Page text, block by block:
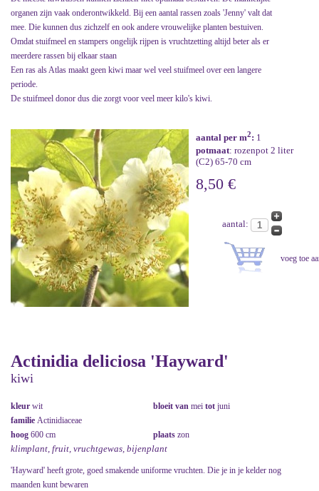
organen zijn vaak onderontwikkeld. Bij een aantal rassen zoals 'Jenny' valt dat
mee. Die kunnen dus zichzelf en ook andere vrouwelijke planten bestuiven.
Omdat stuifmeel en stampers ongelijk rijpen is vruchtzetting altijd beter als er
meerdere rassen bij elkaar staan
Een ras als Atlas maakt geen kiwi maar wel veel stuifmeel over een langere
periode.
De stuifmeel donor dus die zorgt voor veel meer kilo's kiwi.
aantal per m2: 1
potmaat: rozenpot 2 liter
(C2) 65-70 cm
8,50 €
aantal:
Actinidia deliciosa 'Hayward'
kiwi
kleur wit bloeit van mei tot juni
familie Actinidiaceae
hoog 600 cm plaats zon
klimplant, fruit, vruchtgewas, bijenplant
'Hayward' heeft grote, goed smakende uniforme vruchten. Die je in je kelder nog
maanden kunt bewaren